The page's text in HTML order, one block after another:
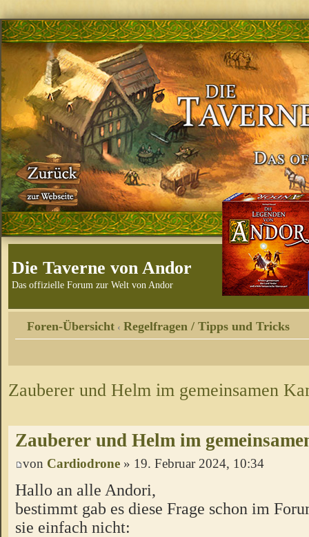
Die Taverne von Andor
Das offizielle Forum zur Welt von Andor
Foren-Übersicht ‹ Regelfragen / Tipps und Tricks
Zauberer und Helm im gemeinsamen
Zauberer und Helm im
von Cardiodrone » 19. Februar 2024, 10:34
Hallo an alle Andori,
bestimmt gab es diese Frage schon im
sie einfach nicht: